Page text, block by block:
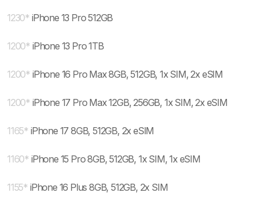
1230* iPhone 13 Pro 512GB
1200* iPhone 13 Pro 1TB
1200* iPhone 16 Pro Max 8GB, 512GB, 1x SIM, 2x eSIM
1200* iPhone 17 Pro Max 12GB, 256GB, 1x SIM, 2x eSIM
1165* iPhone 17 8GB, 512GB, 2x eSIM
1160* iPhone 15 Pro 8GB, 512GB, 1x SIM, 1x eSIM
1155* iPhone 16 Plus 8GB, 512GB, 2x SIM